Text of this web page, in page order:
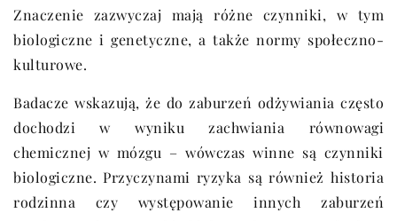
Znaczenie zazwyczaj mają różne czynniki, w tym
biologiczne i genetyczne, a także normy społeczno-
kulturowe.
Badacze wskazują, że do zaburzeń odżywiania często
dochodzi w wyniku zachwiania równowagi
chemicznej w mózgu – wówczas winne są czynniki
biologiczne. Przyczynami ryzyka są również historia
rodzinna czy występowanie innych zaburzeń